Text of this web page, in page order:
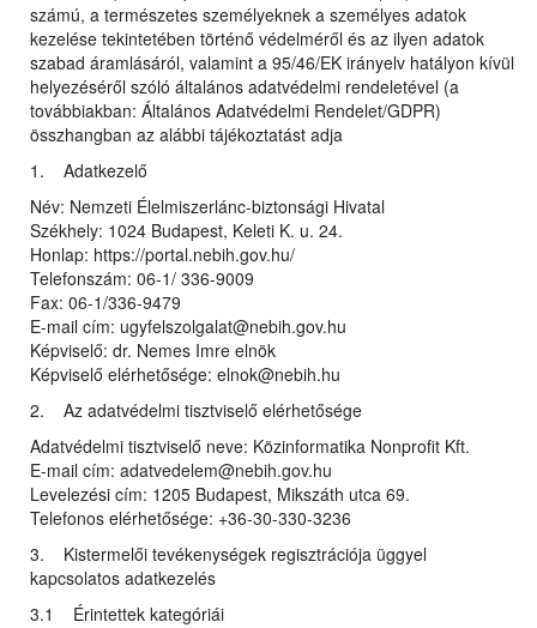
számú, a természetes személyeknek a személyes adatok
kezelése tekintetében történő védelméről és az ilyen adatok
szabad áramlásáról, valamint a 95/46/EK irányelv hatályon kívül
helyezéséről szóló általános adatvédelmi rendeletével (a
továbbiakban: Általános Adatvédelmi Rendelet/GDPR)
összhangban az alábbi tájékoztatást adja
1. Adatkezelő
Név: Nemzeti Élelmiszerlánc-biztonsági Hivatal
Székhely: 1024 Budapest, Keleti K. u. 24.
Honlap: https://portal.nebih.gov.hu/
Telefonszám: 06-1/ 336-9009
Fax: 06-1/336-9479
E-mail cím: ugyfelszolgalat@nebih.gov.hu
Képviselő: dr. Nemes Imre elnök
Képviselő elérhetősége: elnok@nebih.hu
2. Az adatvédelmi tisztviselő elérhetősége
Adatvédelmi tisztviselő neve: Közinformatika Nonprofit Kft.
E-mail cím: adatvedelem@nebih.gov.hu
Levelezési cím: 1205 Budapest, Mikszáth utca 69.
Telefonos elérhetősége: +36-30-330-3236
3. Kistermelői tevékenységek regisztrációja üggyel
kapcsolatos adatkezelés
3.1 Érintettek kategóriái